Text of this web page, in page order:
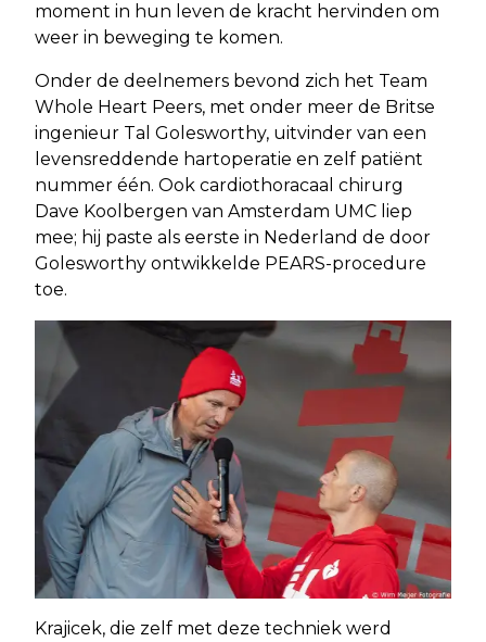
moment in hun leven de kracht hervinden om
weer in beweging te komen.
Onder de deelnemers bevond zich het Team
Whole Heart Peers, met onder meer de Britse
ingenieur Tal Golesworthy, uitvinder van een
levensreddende hartoperatie en zelf patiënt
nummer één. Ook cardiothoracaal chirurg
Dave Koolbergen van Amsterdam UMC liep
mee; hij paste als eerste in Nederland de door
Golesworthy ontwikkelde PEARS-procedure
toe.
Krajicek, die zelf met deze techniek werd